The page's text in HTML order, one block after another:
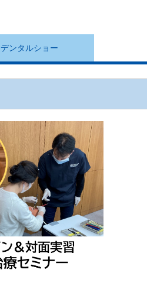
デンタルショー